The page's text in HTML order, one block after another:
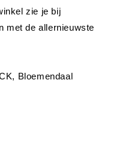
zie je bij
met de allernieuwste
Bloemendaal